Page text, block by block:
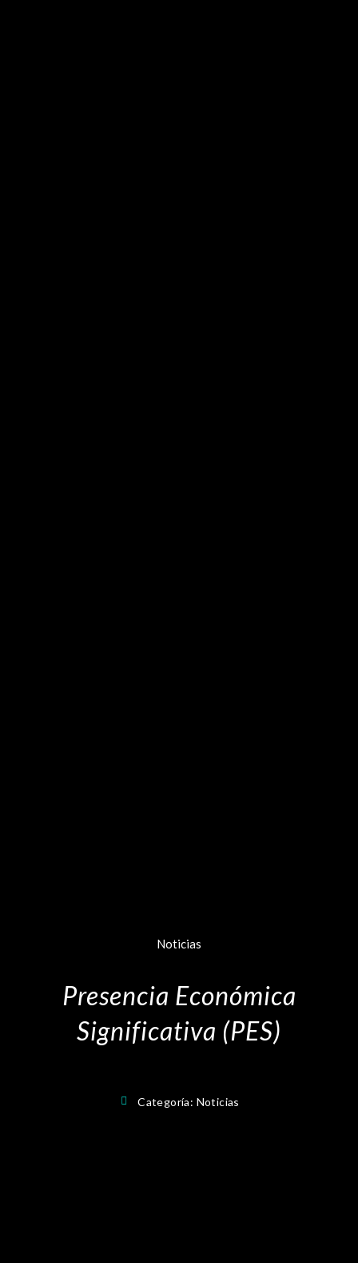
Noticias
Presencia Económica
Significativa (PES)
Categoría: Noticias